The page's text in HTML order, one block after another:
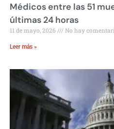
Médicos entre las 51
últimas 24 horas
11 de mayo, 2026 No hay
Leer más »